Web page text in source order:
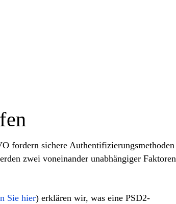
fordern sichere Authentifizierungsmethoden
zwei voneinander unabhängiger Faktoren
Sie hier) erklären wir, was eine PSD2-